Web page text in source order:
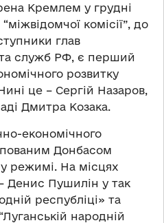
Кремлем у грудні
комісії”, до
глав
та служб РФ, є перший
розвитку
це – Сергій Назаров,
Дмитра Козака.
економічного
Донбасом
режимі. На місцях
Денис Пушилін у так
республіці» та
народній